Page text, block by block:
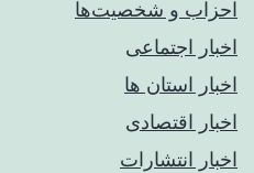
احزاب و شخصیت‌ها
اخبار اجتماعی
اخبار استان ها
اخبار اقتصادی
اخبار انتشارات